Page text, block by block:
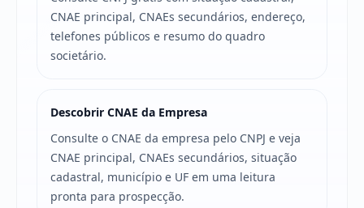
CNAE principal, CNAEs secundários, endereço,
telefones públicos e resumo do quadro
societário.
Descobrir CNAE da Empresa
Consulte o CNAE da empresa pelo CNPJ e veja
CNAE principal, CNAEs secundários, situação
cadastral, município e UF em uma leitura
pronta para prospecção.